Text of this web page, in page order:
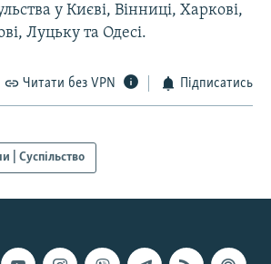
у Києві, Вінниці, Харкові,
Луцьку та Одесі.
Читати без VPN Підписатись
| Суспільство